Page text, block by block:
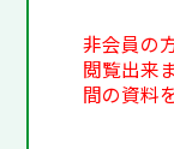
非会員の
閲覧出来
間の資料